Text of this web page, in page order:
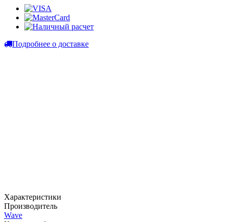
Подробнее о доставке
Характеристики
Производитель
Wave